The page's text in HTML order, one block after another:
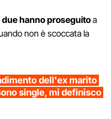
hanno proseguitoa
non è scoccata la
dell'ex marito
single, mi definisco